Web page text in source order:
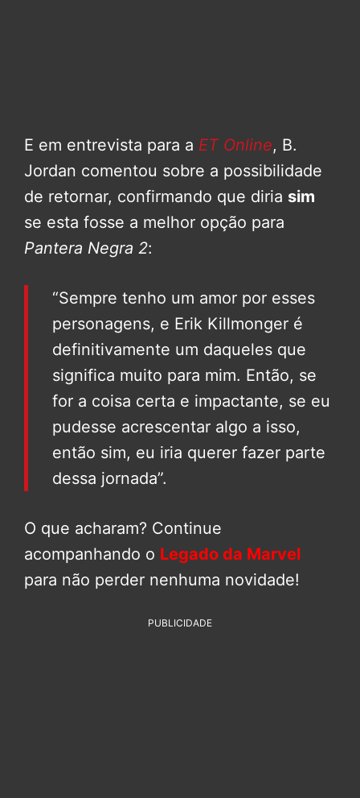
E em entrevista para a ET Online, B.
Jordan comentou sobre a possibilidade
de retornar, confirmando que diria sim
se esta fosse a melhor opção para
Pantera Negra 2:
“Sempre tenho um amor por esses
personagens, e Erik Killmonger é
definitivamente um daqueles que
significa muito para mim. Então, se
for a coisa certa e impactante, se eu
pudesse acrescentar algo a isso,
então sim, eu iria querer fazer parte
dessa jornada”.
O que acharam? Continue
acompanhando o Legado da Marvel
para não perder nenhuma novidade!
PUBLICIDADE